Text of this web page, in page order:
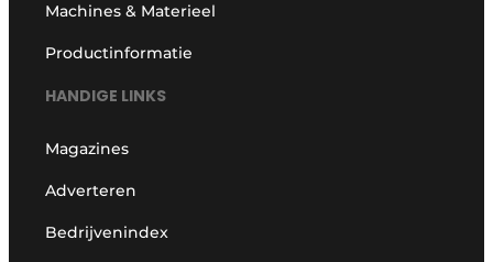
Machines & Materieel
Productinformatie
HANDIGE LINKS
Magazines
Adverteren
Bedrijvenindex